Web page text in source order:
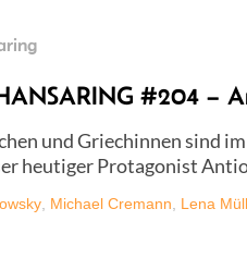
#204 –
und Griechinnen sind
heutiger Protagonist
Michael Cremann Lena